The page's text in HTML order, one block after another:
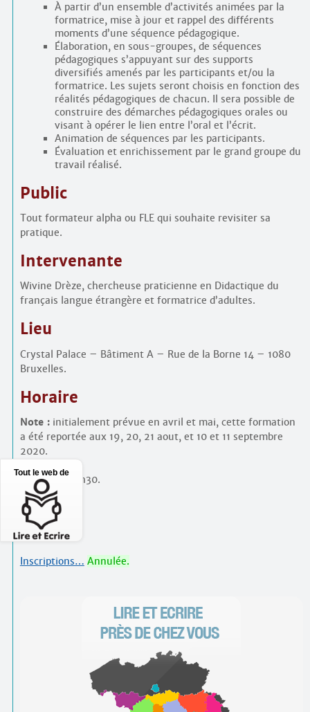
À partir d’un ensemble d’activités animées par la
formatrice, mise à jour et rappel des différents
moments d’une séquence pédagogique.
Élaboration, en sous-groupes, de séquences
pédagogiques s’appuyant sur des supports
diversifiés amenés par les participants et/ou la
formatrice. Les sujets seront choisis en fonction des
réalités pédagogiques de chacun. Il sera possible de
construire des démarches pédagogiques orales ou
visant à opérer le lien entre l’oral et l’écrit.
Animation de séquences par les participants.
Évaluation et enrichissement par le grand groupe du
travail réalisé.
Public
Tout formateur alpha ou FLE qui souhaite revisiter sa
pratique.
Intervenante
Wivine Drèze, chercheuse praticienne en Didactique du
français langue étrangère et formatrice d’adultes.
Lieu
Crystal Palace – Bâtiment A – Rue de la Borne 14 – 1080
Bruxelles.
Horaire
Note :initialement prévue en avril et mai, cette formation
a été reportée aux 19, 20, 21 aout, et 10 et 11 septembre
2020.
De 9h15 à 16h30.
PAF
125 €
Inscriptions… Annulée.
Tout le web de